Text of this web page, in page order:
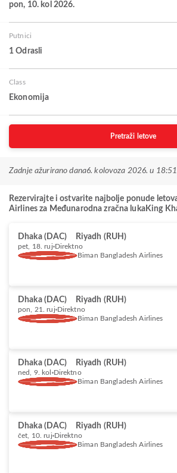
pon, 10. kol 2026.
Putnici
1 Odrasli
Class
Ekonomija
Pretraži letove
Zadnje ažurirano dana6. kolovoza 2026. u
Rezervirajte i ostvarite najbolje ponude
Airlines za Međunarodna zračna lukaKing
Dhaka (DAC) Riyadh (RUH)
pet, 18. ruj Direktno
Biman Bangladesh Airlines
Dhaka (DAC) Riyadh (RUH)
pon, 21. ruj Direktno
Biman Bangladesh Airlines
Dhaka (DAC) Riyadh (RUH)
ned, 9. kol Direktno
Biman Bangladesh Airlines
Dhaka (DAC) Riyadh (RUH)
čet, 10. ruj Direktno
Biman Bangladesh Airlines